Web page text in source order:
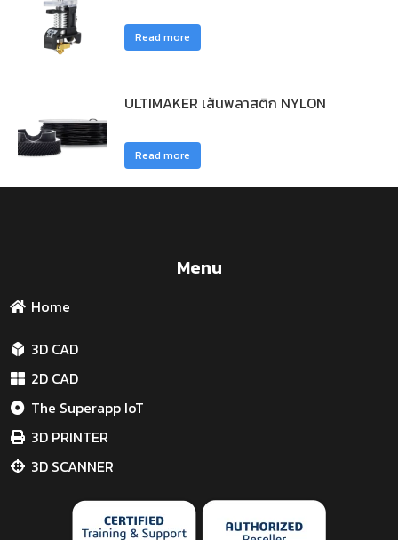
Read more
ULTIMAKER เส้นพลาสติก NYLON
Read more
Menu
Home
3D CAD
2D CAD
The Superapp IoT
3D PRINTER
3D SCANNER